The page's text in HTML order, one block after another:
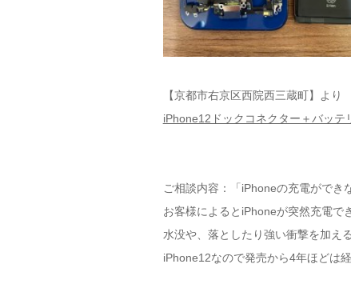
【京都市右京区西院西三蔵町】より
iPhone12ドックコネクター＋バッテ
ご相談内容：「iPhoneの充電ができ
お客様によるとiPhoneが突然充電で
水没や、落としたり強い衝撃を加え
iPhone12なので発売から4年ほどは